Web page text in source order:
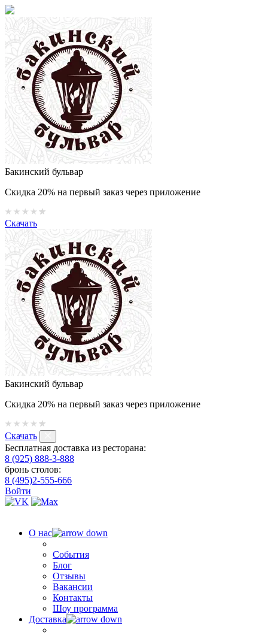
Бакинский бульвар
Скидка 20% на первый заказ через приложение
Скачать
Бакинский бульвар
Скидка 20% на первый заказ через приложение
Скачать
Бесплатная доставка из ресторана:
8 (925) 888-3-888
бронь столов:
8 (495)2-555-666
Войти
О нас
События
Блог
Отзывы
Вакансии
Контакты
Шоу программа
Доставка